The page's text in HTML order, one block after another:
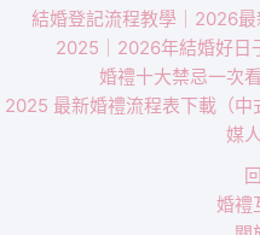
結婚登記流程教學｜2026最
2025｜2026年結婚好日
婚禮十大禁忌一次
2025 最新婚禮流程表下載（
媒
婚禮